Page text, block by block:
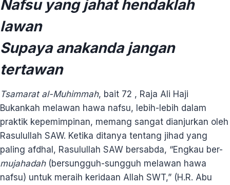
Nafsu yang jahat hendaklah
lawan
Supaya anakanda jangan
tertawan
Tsamarat al-Muhimmah, bait 72 , Raja Ali Haji
Bukankah melawan hawa nafsu, lebih-lebih dalam
praktik kepemimpinan, memang sangat dianjurkan oleh
Rasulullah SAW. Ketika ditanya tentang jihad yang
paling afdhal, Rasulullah SAW bersabda, “Engkau ber-
mujahadah (bersungguh-sungguh melawan hawa
nafsu) untuk meraih keridaan Allah SWT,” (H.R. Abu